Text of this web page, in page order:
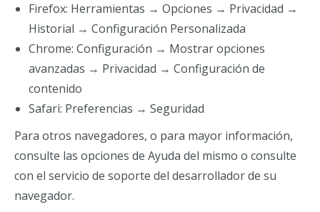
Firefox: Herramientas → Opciones → Privacidad →
Historial → Configuración Personalizada
Chrome: Configuración → Mostrar opciones
avanzadas → Privacidad → Configuración de
contenido
Safari: Preferencias → Seguridad
Para otros navegadores, o para mayor información,
consulte las opciones de Ayuda del mismo o consulte
con el servicio de soporte del desarrollador de su
navegador.